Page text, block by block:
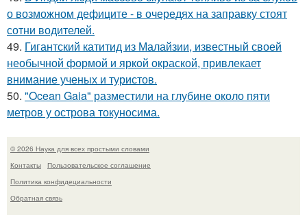
о возможном дефиците - в очередях на заправку стоят
сотни водителей.
49. Гигантский катитид из Малайзии, известный своей
необычной формой и яркой окраской, привлекает
внимание ученых и туристов.
50. "Ocean Gaia" разместили на глубине около пяти
метров у острова токуносима.
© 2026 Наука для всех простыми словами
Контакты
Пользовательское соглашение
Политика конфидециальности
Обратная связь